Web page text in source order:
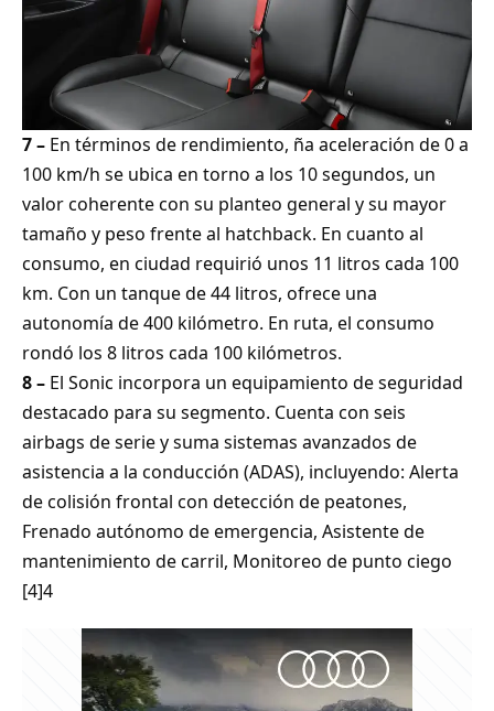
7 – En términos de rendimiento, ña aceleración de 0 a
100 km/h se ubica en torno a los 10 segundos, un
valor coherente con su planteo general y su mayor
tamaño y peso frente al hatchback. En cuanto al
consumo, en ciudad requirió unos 11 litros cada 100
km. Con un tanque de 44 litros, ofrece una
autonomía de 400 kilómetro. En ruta, el consumo
rondó los 8 litros cada 100 kilómetros.
8 – El Sonic incorpora un equipamiento de seguridad
destacado para su segmento. Cuenta con seis
airbags de serie y suma sistemas avanzados de
asistencia a la conducción (ADAS), incluyendo: Alerta
de colisión frontal con detección de peatones,
Frenado autónomo de emergencia, Asistente de
mantenimiento de carril, Monitoreo de punto ciego
[4]4